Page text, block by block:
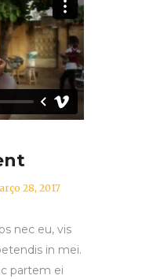
28, 2017
nec eu, vis
in mei.
partem ei